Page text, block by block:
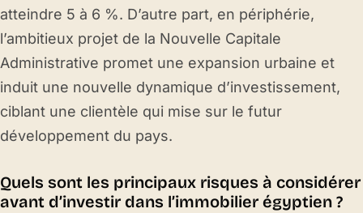
atteindre 5 à 6 %. D’autre part, en périphérie,
l’ambitieux projet de la Nouvelle Capitale
Administrative promet une expansion urbaine et
induit une nouvelle dynamique d’investissement,
ciblant une clientèle qui mise sur le futur
développement du pays.
Quels sont les principaux risques à considérer
avant d’investir dans l’immobilier égyptien ?